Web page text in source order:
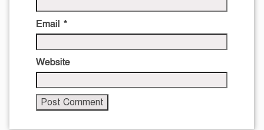
Email *
Website